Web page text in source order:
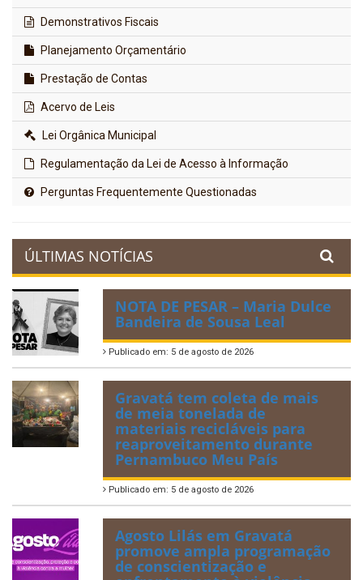
Demonstrativos Fiscais
Planejamento Orçamentário
Prestação de Contas
Acervo de Leis
Lei Orgânica Municipal
Regulamentação da Lei de Acesso à Informação
Perguntas Frequentemente Questionadas
ÚLTIMAS NOTÍCIAS
NOTA DE PESAR – Maria Dulce
Bandeira de Sousa Leal
Publicado em: 5 de agosto de 2026
Gravatá tem coleta de mais
de meia tonelada de
materiais recicláveis para
reaproveitamento durante
Pernambuco Meu País
Publicado em: 5 de agosto de 2026
Agosto Lilás em Gravatá
promove ampla programação
de conscientização e